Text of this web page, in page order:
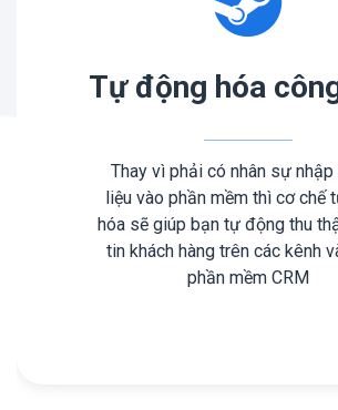
Tự động hóa
Thay vì phải có nhân sự
liệu vào phần mềm thì cơ chế
hóa sẽ giúp bạn tự động thu
tin khách hàng trên các kênh
phần mềm CRM